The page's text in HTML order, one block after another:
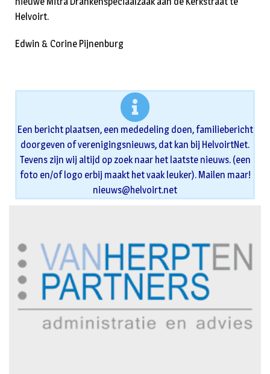
Helvoirt.
Edwin & Corine Pijnenburg
Een bericht plaatsen, een mededeling doen, familiebericht
doorgeven of verenigingsnieuws, dat kan bij HelvoirtNet.
Tevens zijn wij altijd op zoek naar het laatste nieuws. (een
foto en/of logo erbij maakt het vaak leuker). Mailen maar!
nieuws@helvoirt.net